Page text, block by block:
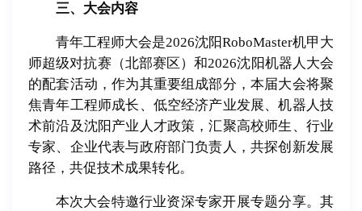
三、大会内容
青年工程师大会是2026沈阳RoboMaster机甲大
师超级对抗赛（北部赛区）和2026沈阳机器人大会
的配套活动，作为其重要组成部分，本届大会将聚
焦青年工程师成长、低空经济产业发展、机器人技
术前沿及沈阳产业人才政策，汇聚高校师生、行业
专家、企业代表与政府部门负责人，共探创新发展
路径，共促技术成果转化。
本次大会特邀行业资深专家开展专题分享。其